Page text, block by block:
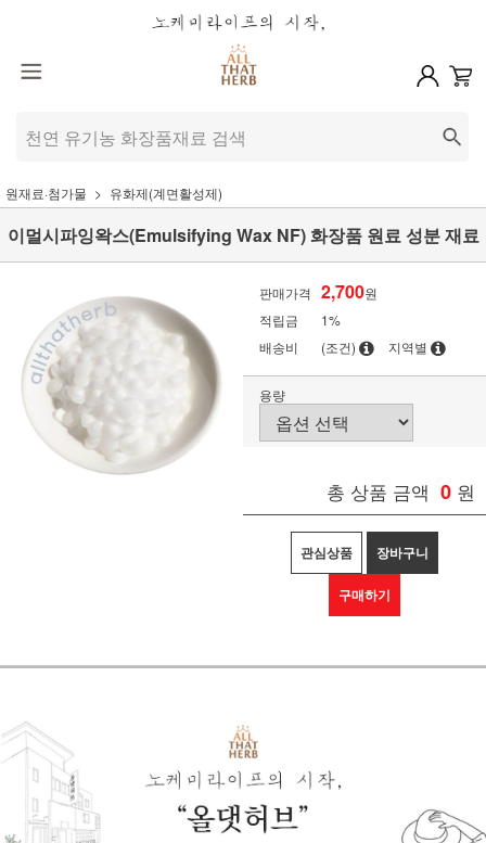
원재료·첨가물 유화제(계면활성제)
이멀시파잉왁스(Emulsifying Wax NF) 화장품 원료 성분 재료
판매가격 2,700원
적립금
1%
배송비
(조건) 지역별
용량
총 상품 금액 0 원
관심상품 장바구니
구매하기